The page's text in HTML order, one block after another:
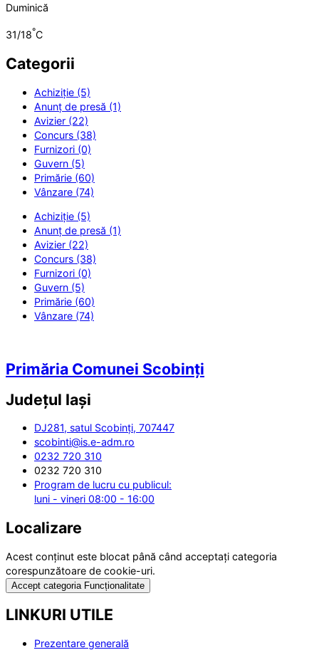
Duminică
31/18°C
Categorii
Achiziție (5)
Anunț de presă (1)
Avizier (22)
Concurs (38)
Furnizori (0)
Guvern (5)
Primărie (60)
Vânzare (74)
Achiziție (5)
Anunț de presă (1)
Avizier (22)
Concurs (38)
Furnizori (0)
Guvern (5)
Primărie (60)
Vânzare (74)
Primăria Comunei Scobinți
Județul Iași
DJ281, satul Scobinți, 707447
scobinti@is.e-adm.ro
0232 720 310
0232 720 310
Program de lucru cu publicul:
luni - vineri 08:00 - 16:00
Localizare
Acest conținut este blocat până când acceptați categoria
corespunzătoare de cookie-uri.
Accept categoria Funcționalitate
LINKURI UTILE
Prezentare generală